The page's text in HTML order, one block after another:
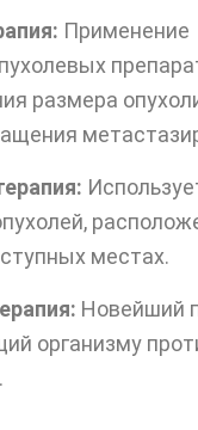
Применение
размера
местах.
Новейший
организму